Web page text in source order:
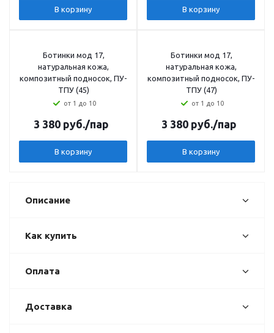
В корзину В корзину
Ботинки мод 17,
натуральная кожа,
композитный подносок, ПУ-
ТПУ (45)
от 1 до 10
3 380 руб./пар
В корзину
Ботинки мод 17,
натуральная кожа,
композитный подносок, ПУ-
ТПУ (47)
от 1 до 10
3 380 руб./пар
В корзину
Описание
Как купить
Оплата
Доставка